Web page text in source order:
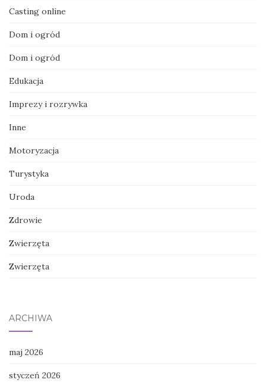
Casting online
Dom i ogród
Dom i ogród
Edukacja
Imprezy i rozrywka
Inne
Motoryzacja
Turystyka
Uroda
Zdrowie
Zwierzęta
Zwierzęta
ARCHIWA
maj 2026
styczeń 2026